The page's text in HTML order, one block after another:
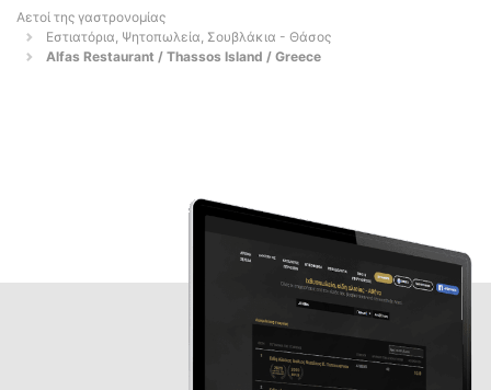
Αετοί της γαστρονομίας
Εστιατόρια, Ψητοπωλεία, Σουβλάκια - Θάσος
Alfas Restaurant / Thassos Island / Greece